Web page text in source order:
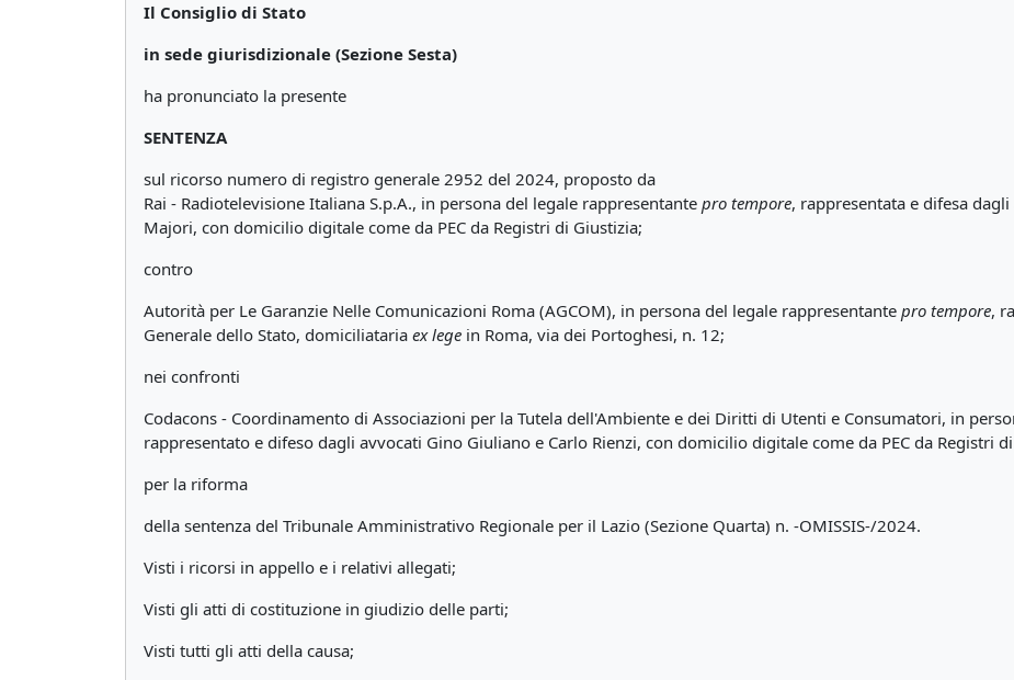
Il Consiglio di Stato
in sede giurisdizionale (Sezione Sesta)
ha pronunciato la presente
SENTENZA
sul ricorso numero di registro generale 2952 del 2024, proposto da
Rai - Radiotelevisione Italiana S.p.A., in persona del legale rappresentante pro tempore, rappresentata e difesa
Majori, con domicilio digitale come da PEC da Registri di Giustizia;
contro
Autorità per Le Garanzie Nelle Comunicazioni Roma (AGCOM), in persona del legale rappresentante pro tempore,
Generale dello Stato, domiciliataria ex lege in Roma, via dei Portoghesi, n. 12;
nei confronti
Codacons - Coordinamento di Associazioni per la Tutela dell'Ambiente e dei Diritti di Utenti e Consumatori, in
rappresentato e difeso dagli avvocati Gino Giuliano e Carlo Rienzi, con domicilio digitale come da PEC da Registri
per la riforma
della sentenza del Tribunale Amministrativo Regionale per il Lazio (Sezione Quarta) n. -OMISSIS-/2024.
Visti i ricorsi in appello e i relativi allegati;
Visti gli atti di costituzione in giudizio delle parti;
Visti tutti gli atti della causa;